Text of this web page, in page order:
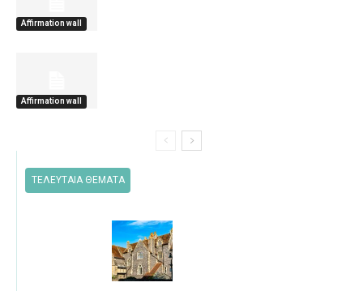
Affirmation wall
Affirmation wall
ΤΕΛΕΥΤΑΙΑ ΘΕΜΑΤΑ